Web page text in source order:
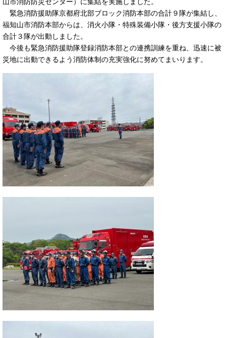
山市消防防災センター）に集結を実施しました。
緊急消防援助隊京都府北部ブロック消防本部の合計９隊が集結し、
福知山市消防本部からは、消火小隊・特殊装備小隊・後方支援小隊の
合計３隊が出動しました。
今後も緊急消防援助隊登録消防本部との連携訓練を重ね、迅速に被
災地に出動できるよう消防体制の充実強化に努めてまいります。